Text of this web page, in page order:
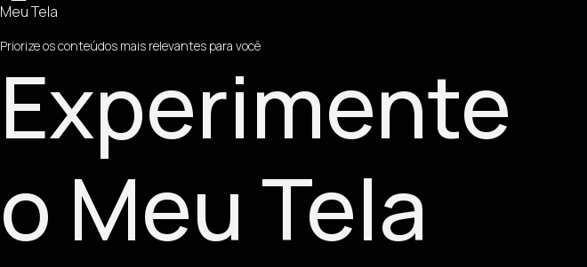
Meu Tela
Priorize os conteúdos mais relevantes para você
Experimente
o Meu Tela